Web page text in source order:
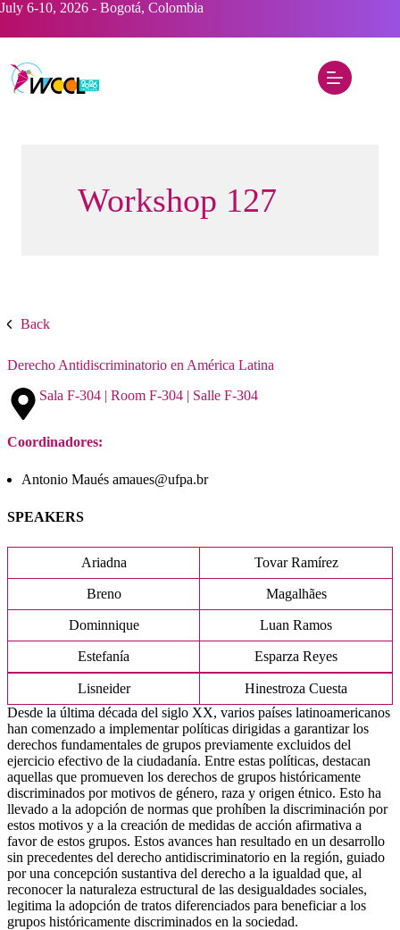
Saltar
contenido
July 6-10, 2026 - Bogotá, Colombia
Workshop 127
Back
Derecho Antidiscriminatorio en América Latina
Sala F-304 | Room F-304 | Salle F-304
Coordinadores:
Antonio Maués amaues@ufpa.br
SPEAKERS
Ariadna Tovar Ramírez
Breno Magalhães
Dominnique Luan Ramos
Estefanía Esparza Reyes
Lisneider
Hinestroza Cuesta
Desde la última década del siglo XX, varios países latinoamericanos
han comenzado a implementar políticas dirigidas a garantizar los
derechos fundamentales de grupos previamente excluidos del
ejercicio efectivo de la ciudadanía. Entre estas políticas, destacan
aquellas que promueven los derechos de grupos históricamente
discriminados por motivos de género, raza y origen étnico. Esto ha
llevado a la adopción de normas que prohíben la discriminación por
estos motivos y a la creación de medidas de acción afirmativa a
favor de estos grupos. Estos avances han resultado en un desarrollo
sin precedentes del derecho antidiscriminatorio en la región, guiado
por una concepción sustantiva del derecho a la igualdad que, al
reconocer la naturaleza estructural de las desigualdades sociales,
legitima la adopción de tratos diferenciados para beneficiar a los
grupos históricamente discriminados en la sociedad.